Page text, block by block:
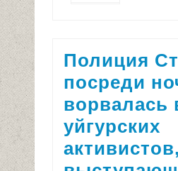
Полиция
посреди
ворвалась
уйгурских
активистов,